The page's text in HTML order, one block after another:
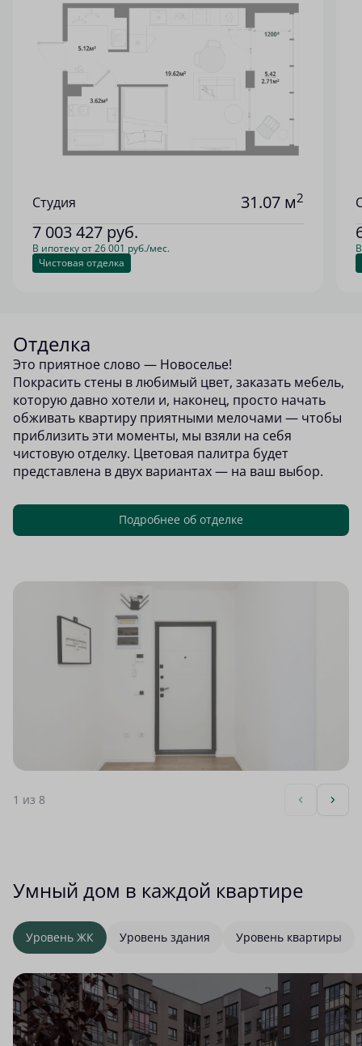
Студия 31.07 м2
7 003 427 руб.
В ипотеку от 26 001 руб./мес.
Чистовая отделка
Отделка
Это приятное слово — Новоселье!
Покрасить стены в любимый цвет, заказать мебель,
которую давно хотели и, наконец, просто начать
обживать квартиру приятными мелочами — чтобы
приблизить эти моменты, мы взяли на себя
чистовую отделку. Цветовая палитра будет
представлена в двух вариантах — на ваш выбор.
Подробнее об отделке
1 из 8
Умный дом в каждой квартире
Уровень ЖК Уровень здания Уровень квартиры